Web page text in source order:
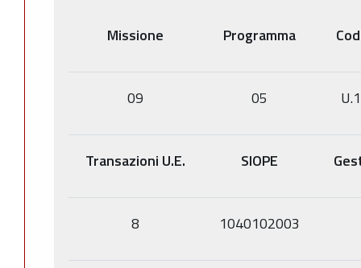
Missione Programma
09 05
Transazioni U.E. SIOPE
8 1040102003